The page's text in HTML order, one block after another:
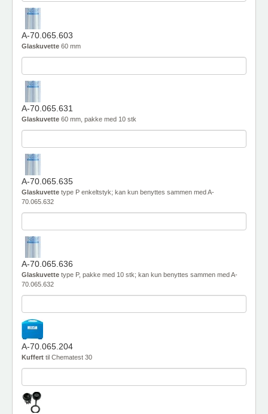
A-70.065.603
Glaskuvette 60 mm
A-70.065.631
Glaskuvette 60 mm, pakke med 10 stk
A-70.065.635
Glaskuvette type P enkeltstyk; kan kun benyttes sammen med A-
70.065.632
A-70.065.636
Glaskuvette type P, pakke med 10 stk; kan kun benyttes sammen med A-
70.065.632
A-70.065.204
Kuffert til Chematest 30